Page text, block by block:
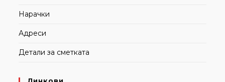
Нарачки
Адреси
Детали за сметката